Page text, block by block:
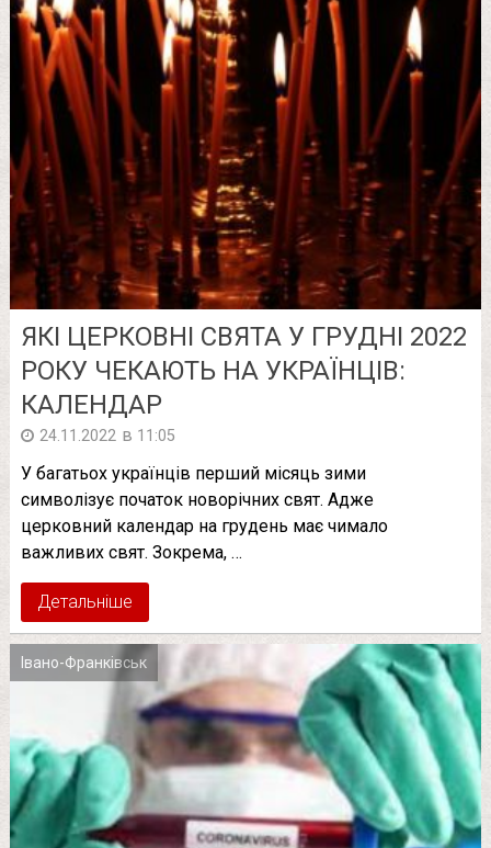
ЯКІ ЦЕРКОВНІ СВЯТА У ГРУДНІ 2022
РОКУ ЧЕКАЮТЬ НА УКРАЇНЦІВ:
КАЛЕНДАР
24.11.2022 в 11:05
У багатьох українців перший місяць зими
символізує початок новорічних свят. Адже
церковний календар на грудень має чимало
важливих свят. Зокрема, …
Детальніше
Івано-Франківськ